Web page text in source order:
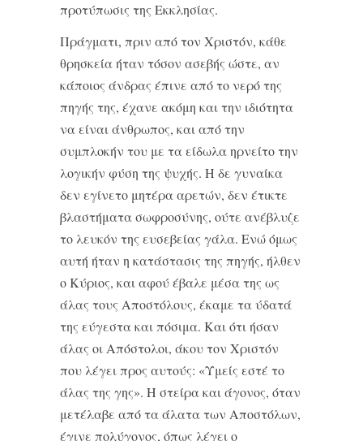
προτύπωσις της Εκκλησίας.
Πράγματι, πριν από τον Χριστόν, κάθε
θρησκεία ήταν τόσον ασεβής ώστε, αν
κάποιος άνδρας έπινε από το νερό της
πηγής της, έχανε ακόμη και την ιδιότητα
να είναι άνθρωπος, και από την
συμπλοκήν του με τα είδωλα ηρνείτο την
λογικήν φύση της ψυχής. Η δε γυναίκα
δεν εγίνετο μητέρα αρετών, δεν έτικτε
βλαστήματα σωφροσύνης, ούτε ανέβλυζε
το λευκόν της ευσεβείας γάλα. Ενώ όμως
αυτή ήταν η κατάστασις της πηγής, ήλθεν
ο Κύριος, και αφού έβαλε μέσα της ως
άλας τους Αποστόλους, έκαμε τα ύδατά
της εύγεστα και πόσιμα. Και ότι ήσαν
άλας οι Απόστολοι, άκου τον Χριστόν
που λέγει προς αυτούς: «Υμείς εστέ το
άλας της γης». Η στείρα και άγονος, όταν
μετέλαβε από τα άλατα των Αποστόλων,
έγινε πολύγονος, όπως λέγει ο